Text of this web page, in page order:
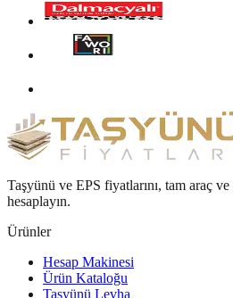
Taşyünü ve EPS fiyatlarını, tam araç
hesaplayın.
Ürünler
Hesap Makinesi
Ürün Kataloğu
Taşyünü Levha